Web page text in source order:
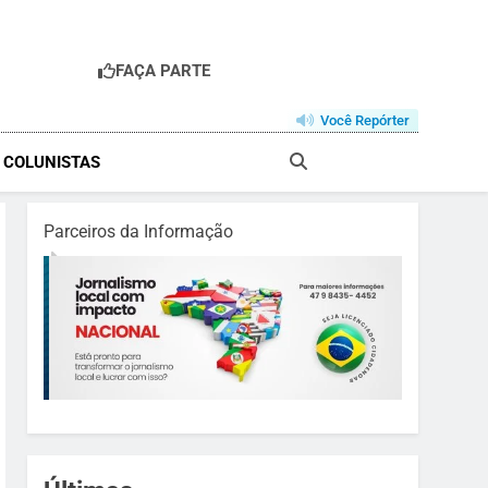
FAÇA PARTE
Você Repórter
Parceiros da Informação